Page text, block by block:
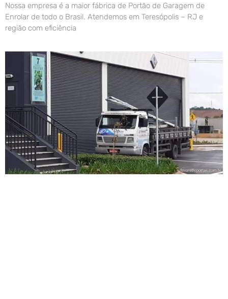
Nossa empresa é a maior fábrica de Portão de Garagem de
Enrolar de todo o Brasil. Atendemos em Teresópolis – RJ e
região com eficiência